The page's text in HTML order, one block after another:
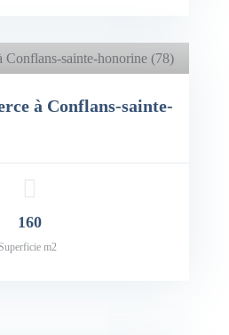
à Conflans-sainte-
160
Superficie m2